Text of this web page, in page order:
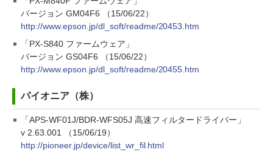
バージョン GM04F6 （15/06/22）
http://www.epson.jp/dl_soft/readme/20453.htm
「PX-S840 ファームウェア」
バージョン GS04F6 （15/06/22）
http://www.epson.jp/dl_soft/readme/20455.htm
パイオニア（株）
「APS-WF01J/BDR-WFS05J 高速フィルタードライバー」
v 2.63.001 （15/06/19）
http://pioneer.jp/device/list_wr_fil.html